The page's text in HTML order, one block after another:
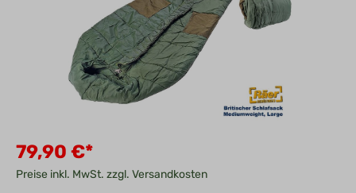
79,90 €*
Preise inkl. MwSt. zzgl. Versandkosten